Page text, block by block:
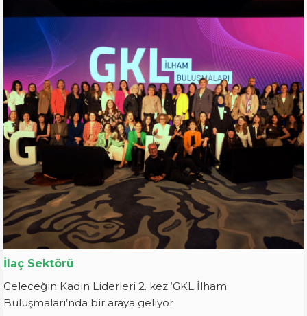
İlaç Sektörü
Geleceğin Kadın Liderleri 2. kez ‘GKL İlham
Buluşmaları’nda bir araya geliyor